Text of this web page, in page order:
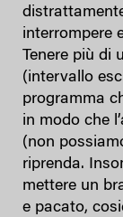
interrompere
Tenere più di
(intervallo
programma
in modo che
(non
riprenda.
mettere un
e pacato,